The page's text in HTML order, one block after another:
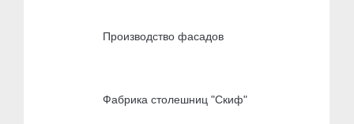
Производство фасадов
Фабрика столешниц "Скиф"